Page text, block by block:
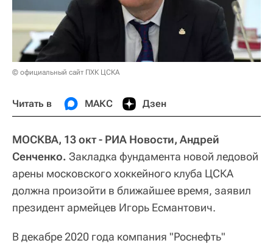
© официальный сайт ПХК ЦСКА
Читать в МАКС Дзен
МОСКВА, 13 окт - РИА Новости, Андрей
Сенченко. Закладка фундамента новой ледовой
арены московского хоккейного клуба ЦСКА
должна произойти в ближайшее время, заявил
президент армейцев Игорь Есмантович.
В декабре 2020 года компания "Роснефть"